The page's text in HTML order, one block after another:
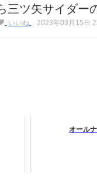
三ツ矢サイダー
いいね 2023年03月15日
オール